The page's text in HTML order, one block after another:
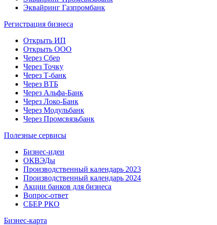
Эквайринг Газпромбанк
Регистрация бизнеса
Открыть ИП
Открыть ООО
Через Сбер
Через Точку
Через Т-банк
Через ВТБ
Через Альфа-Банк
Через Локо-Банк
Через Модульбанк
Через Промсвязьбанк
Полезные сервисы
Бизнес-идеи
ОКВЭДы
Производственный календарь 2023
Производственный календарь 2024
Акции банков для бизнеса
Вопрос-ответ
СБЕР РКО
Бизнес-карта